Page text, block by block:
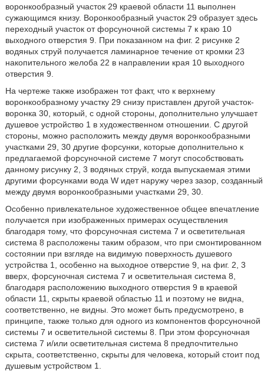
воронкообразный участок 29 краевой области 11 выполнен
сужающимся книзу. Воронкообразный участок 29 образует здесь
переходный участок от форсуночной системы 7 к краю 10
выходного отверстия 9. При показанном на фиг. 2 рисунке 2
водяных струй получается ламинарное течение от кромки 23
накопительного желоба 22 в направлении края 10 выходного
отверстия 9.
На чертеже также изображен тот факт, что к верхнему
воронкообразному участку 29 снизу приставлен другой участок-
воронка 30, который, с одной стороны, дополнительно улучшает
душевое устройство 1 в художественном отношении. С другой
стороны, можно расположить между двумя воронкообразными
участками 29, 30 другие форсунки, которые дополнительно к
предлагаемой форсуночной системе 7 могут способствовать
данному рисунку 2, 3 водяных струй, когда выпускаемая этими
другими форсунками вода W идет наружу через зазор, созданный
между двумя воронкообразными участками 29, 30.
Особенно привлекательное художественное общее впечатление
получается при изображенных примерах осуществления
благодаря тому, что форсуночная система 7 и осветительная
система 8 расположены таким образом, что при смонтированном
состоянии при взгляде на видимую поверхность душевого
устройства 1, особенно на выходное отверстие 9, на фиг. 2, 3
вверх, форсуночная система 7 и осветительная система 8,
благодаря расположению выходного отверстия 9 в краевой
области 11, скрыты краевой областью 11 и поэтому не видна,
соответственно, не видны. Это может быть предусмотрено, в
принципе, также только для одного из компонентов форсуночной
системы 7 и осветительной системы 8. При этом форсуночная
система 7 и/или осветительная система 8 предпочтительно
скрыта, соответственно, скрыты для человека, который стоит под
душевым устройством 1.